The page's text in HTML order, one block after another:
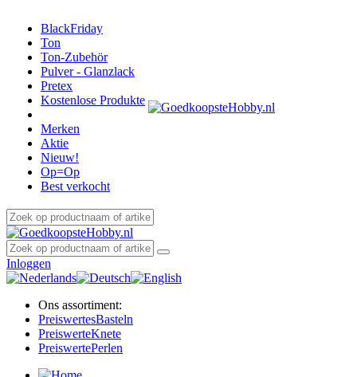
BlackFriday
Ton
Ton-Zubehör
Pulver - Glanzlack
Pretex
Kostenlose Produkte
Merken
Aktie
Nieuw!
Op=Op
Best verkocht
Inloggen
Ons assortiment:
PreiswertesBasteln
PreiswerteKnete
PreiswertePerlen